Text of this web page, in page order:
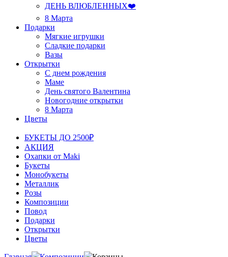
ДЕНЬ ВЛЮБЛЕННЫХ❤️
8 Марта
Подарки
Мягкие игрушки
Сладкие подарки
Вазы
Открытки
С днем рождения
Маме
День святого Валентина
Новогодние открытки
8 Марта
Цветы
БУКЕТЫ ДО 2500₽
АКЦИЯ
Охапки от Maki
Букеты
Монобукеты
Металлик
Розы
Композиции
Повод
Подарки
Открытки
Цветы